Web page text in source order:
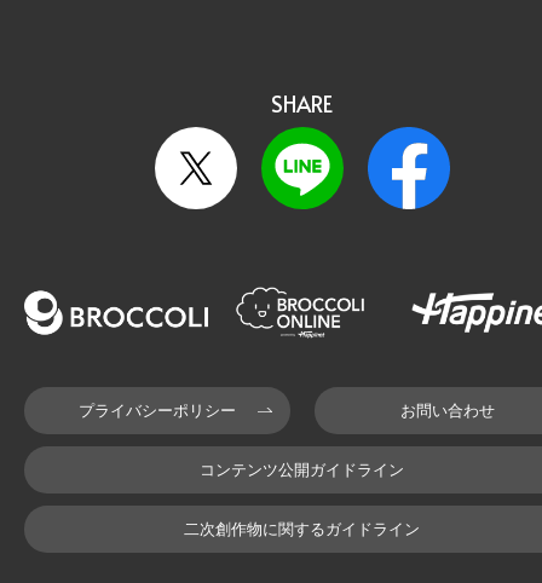
SHARE
プライバシーポリシー お問い合わせ
コンテンツ公開ガイドライン
二次創作物に関するガイドライン